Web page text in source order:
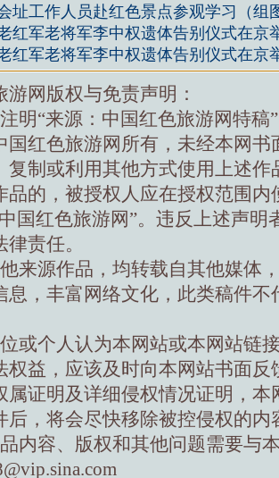
址工作人员赴红色景点参观学习（组
红军老将军李中权遗体告别仪式在京
红军老将军李中权遗体告别仪式在京
游网版权与免责声明：
明“来源：中国红色旅游网特稿
国红色旅游网所有，未经本网书
复制或利用其他方式使用上述作
品的，被授权人应在授权范围内
国红色旅游网”。违反上述声明
责任。
来源作品，均转载自其他媒体
息，丰富网络文化，此类稿件不
或个人认为本网站或本网站链
权益，应该及时向本网站书面反
属证明及详细侵权情况证明，本
后，将会尽快移除被控侵权的内
内容、版权和其他问题需要与